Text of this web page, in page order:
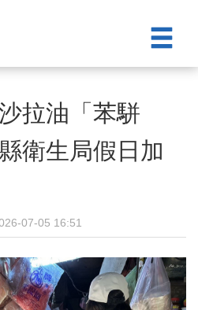
拉油「苯駢
衛生局假日加
07-05 16:51